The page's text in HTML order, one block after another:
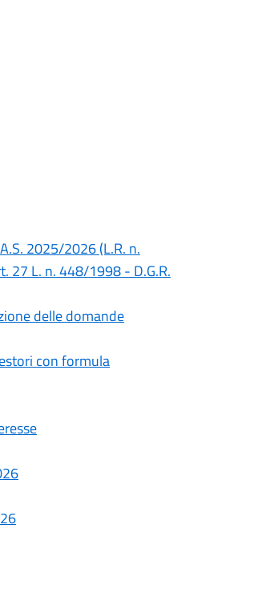
2025/2026 (L.R. n.
27 L. n. 448/1998 - D.G.R.
delle domande
con formula